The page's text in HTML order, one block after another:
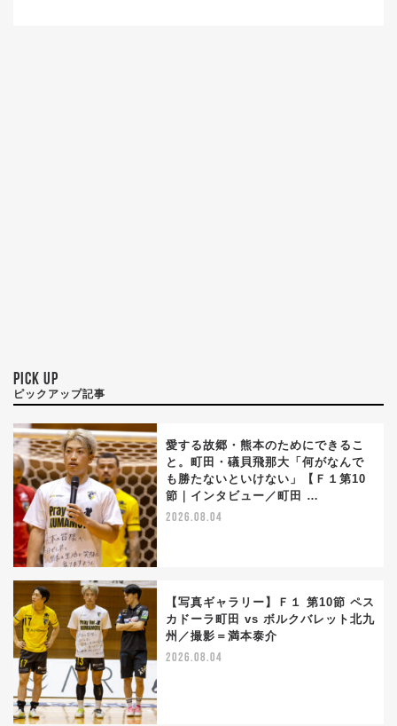
PICK UP
ピックアップ記事
愛する故郷・熊本のためにできるこ
と。町田・礒貝飛那大「何がなんで
も勝たないといけない」【Ｆ１第10
節｜インタビュー／町田 …
2026.08.04
【写真ギャラリー】Ｆ１ 第10節 ペス
カドーラ町田 vs ボルクバレット北九
州／撮影＝満本泰介
2026.08.04